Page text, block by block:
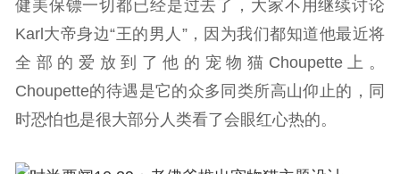
健美保镖一切都已经是过去了，大家不用继续讨论
Karl大帝身边“王的男人”，因为我们都知道他最近将
全部的爱放到了他的宠物猫Choupette上。
Choupette的待遇是它的众多同类所高山仰止的，同
时恐怕也是很大部分人类看了会眼红心热的。